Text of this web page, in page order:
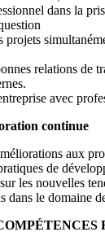
dans la
projets
relations de
avec
continue
aux
de
les nouvelles
dans le domaine